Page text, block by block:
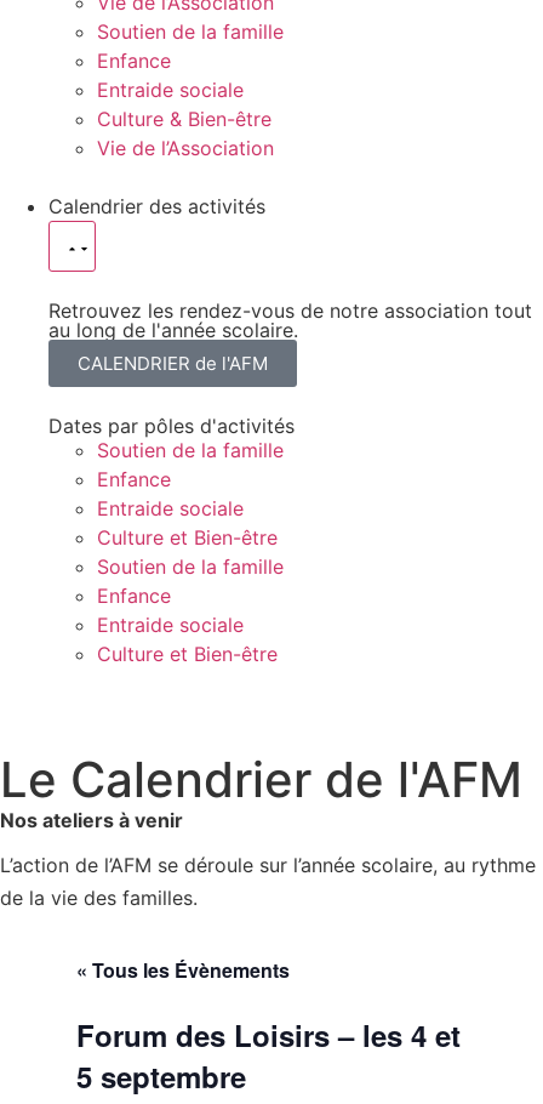
Soutien de la famille
Enfance
Entraide sociale
Culture & Bien-être
Vie de l’Association
Calendrier des activités
Retrouvez les rendez-vous de notre association tout
au long de l'année scolaire.
CALENDRIER de l'AFM
Dates par pôles d'activités
Soutien de la famille
Enfance
Entraide sociale
Culture et Bien-être
Soutien de la famille
Enfance
Entraide sociale
Culture et Bien-être
Le Calendrier de l'AFM
Nos ateliers à venir
L’action de l’AFM se déroule sur l’année scolaire, au rythme
de la vie des familles.
« Tous les Évènements
Forum des Loisirs – les 4 et
5 septembre